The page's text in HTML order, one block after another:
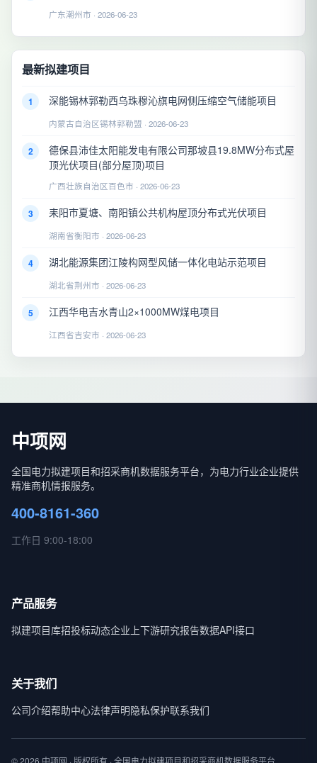
广东潮州市 · 2026-06-23
最新拟建项目
1 深能锡林郭勒西乌珠穆沁旗电网侧压缩空气储能项目
内蒙古自治区锡林郭勒盟 · 2026-06-23
2
德保县沛佳太阳能发电有限公司那坡县19.8MW分布式屋
顶光伏项目(部分屋顶)项目
广西壮族自治区百色市 · 2026-06-23
3 耒阳市夏塘、南阳镇公共机构屋顶分布式光伏项目
湖南省衡阳市 · 2026-06-23
4 湖北能源集团江陵构网型风储一体化电站示范项目
湖北省荆州市 · 2026-06-23
5 江西华电吉水青山2×1000MW煤电项目
江西省吉安市 · 2026-06-23
中项网
全国电力拟建项目和招采商机数据服务平台，为电力行业企业提供
精准商机情报服务。
400-8161-360
工作日 9:00-18:00
产品服务
拟建项目库招投标动态企业上下游研究报告数据API接口
关于我们
公司介绍帮助中心法律声明隐私保护联系我们
© 2026 中项网 · 版权所有 · 全国电力拟建项目和招采商机数据服务平台